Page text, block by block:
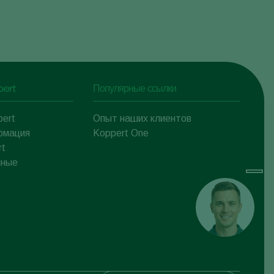
Популярные ссылки
Опыт наших клиентов
Koppert One